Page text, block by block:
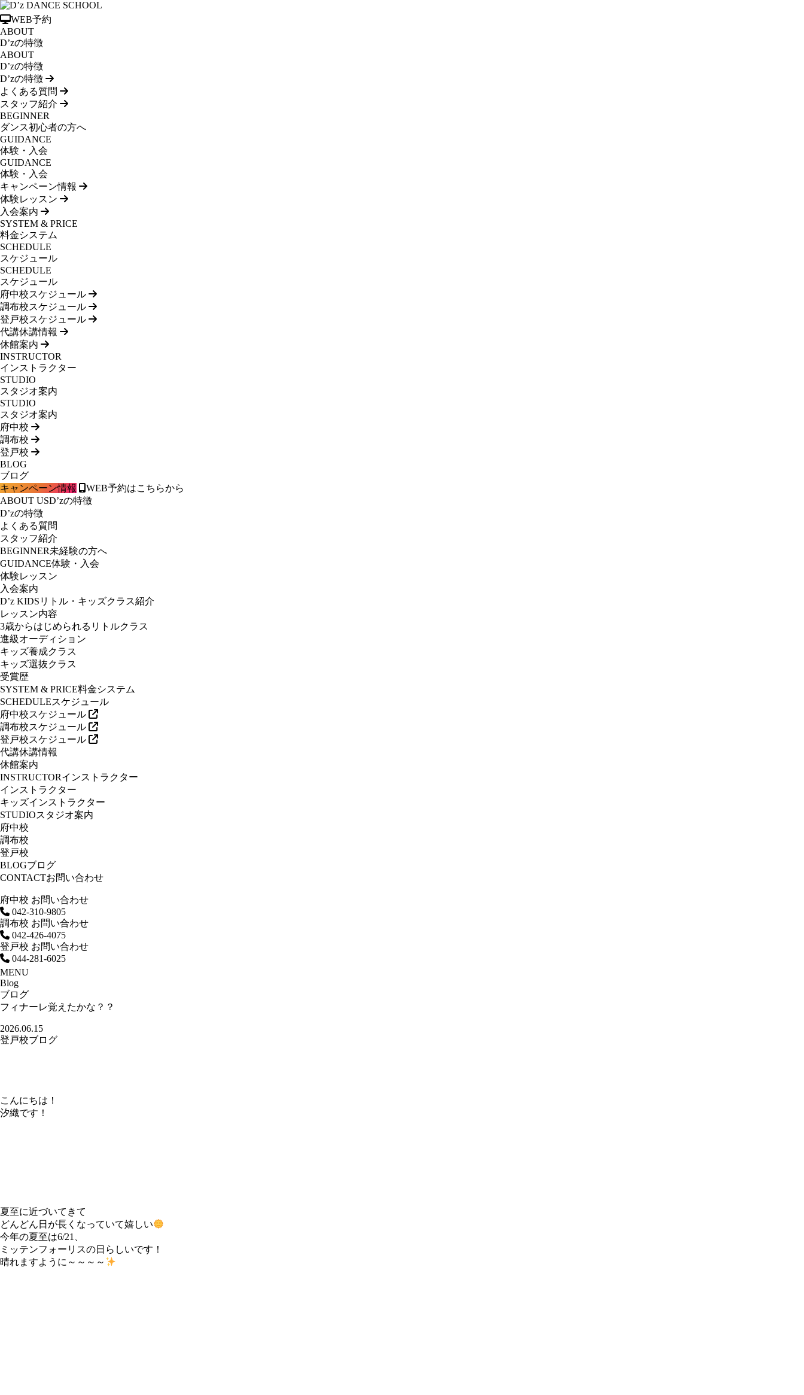
WEB予約
ABOUT
D’zの特徴
ABOUT
D’zの特徴
D’zの特徴
よくある質問
スタッフ紹介
BEGINNER
ダンス初心者の方へ
GUIDANCE
体験・入会
GUIDANCE
体験・入会
キャンペーン情報
体験レッスン
入会案内
SYSTEM & PRICE
料金システム
SCHEDULE
スケジュール
SCHEDULE
スケジュール
府中校スケジュール
調布校スケジュール
登戸校スケジュール
代講休講情報
休館案内
INSTRUCTOR
インストラクター
STUDIO
スタジオ案内
STUDIO
スタジオ案内
府中校
調布校
登戸校
BLOG
ブログ
キャンペーン情報
WEB予約はこちらから
ABOUT USD’zの特徴
D’zの特徴
よくある質問
スタッフ紹介
BEGINNER未経験の方へ
GUIDANCE体験・入会
体験レッスン
入会案内
D’z KIDS リトル・キッズクラス紹介
レッスン内容
3歳からはじめられるリトルクラス
進級オーディション
キッズ養成クラス
キッズ選抜クラス
受賞歴
SYSTEM & PRICE料金システム
SCHEDULEスケジュール
府中校スケジュール
調布校スケジュール
登戸校スケジュール
代講休講情報
休館案内
INSTRUCTORインストラクター
インストラクター
キッズインストラクター
STUDIOスタジオ案内
府中校
調布校
登戸校
BLOGブログ
CONTACTお問い合わせ
府中校 お問い合わせ
042-310-9805
調布校 お問い合わせ
042-426-4075
登戸校 お問い合わせ
044-281-6025
MENU
Blog
ブログ
フィナーレ覚えたかな？？
2026.06.15
登戸校ブログ
こんにちは！
汐織です！
夏至に近づいてきて
どんどん日が長くなっていて嬉しい
今年の夏至は6/21、
ミッテンフォーリスの日らしいです！
晴れますように～～～～